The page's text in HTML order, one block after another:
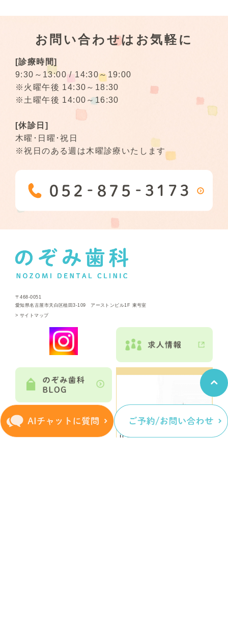
お問い合わせはお気軽に
[診療時間]
9:30～13:00 / 14:30～19:00
※火曜午後 14:30～18:30
※土曜午後 14:00～16:30
[休診日]
木曜･日曜･祝日
※祝日のある週は木曜診療いたします
〒468-0051
愛知県名古屋市天白区植田3-109 アーストンビル1F 東号室
> サイトマップ